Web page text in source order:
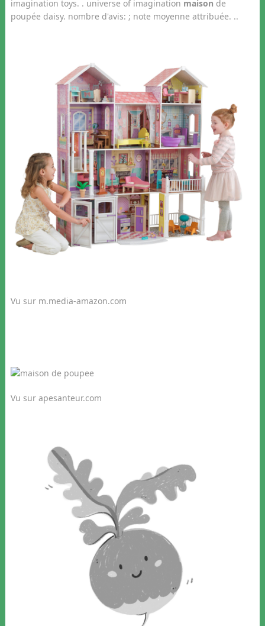
imagination toys. . universe of imagination maison de
poupée daisy. nombre d'avis: ; note moyenne attribuée. ..
Vu sur m.media-amazon.com
Vu sur apesanteur.com